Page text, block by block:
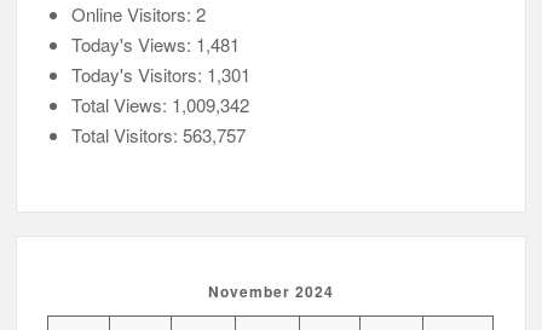
Online Visitors:2
Today's Views: 1,481
Today's Visitors: 1,301
Total Views: 1,009,342
Total Visitors:563,757
November 2024